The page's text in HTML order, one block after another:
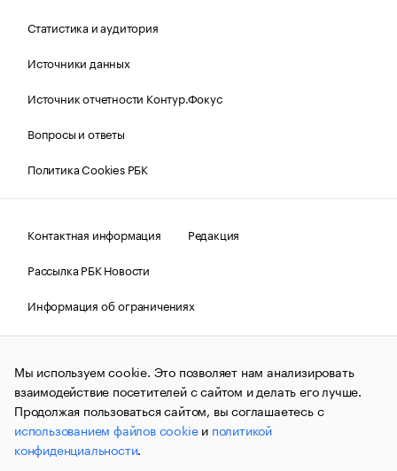
Статистика и аудитория
Источники данных
Источник отчетности Контур.Фокус
Вопросы и ответы
Политика Cookies РБК
Контактная информация
Редакция
Рассылка РБК Новости
Информация об ограничениях
Правовая информация
О соблюдении авторских прав
© АО «РОСБИЗНЕСКОНСАЛТИНГ»,1995–2026.Сообщения
и материалы информационного агентства «РБК»
(зарегистрировано Федеральной службой по надзору в сфере
связи, информационных технологий и массовых
коммуникаций (Роскомнадзор) 09.12.2015 за номером ИА
№ФС77-63848) сопровождаются пометкой «РБК». Отдельные
публикации могут содержать информацию,
Мы используем cookie. Это позволяет нам анализировать
взаимодействие посетителей с сайтом и делать его лучше.
Продолжая пользоваться сайтом, вы соглашаетесь с
использованием файлов cookieи политикой
конфиденциальности.